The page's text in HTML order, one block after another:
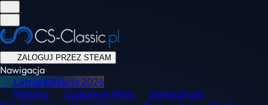
ZALOGUJ PRZEZ STEAM
Nawigacja
Letnia Kolekcja2026
Ranking
Codzienne Misje
Społeczność